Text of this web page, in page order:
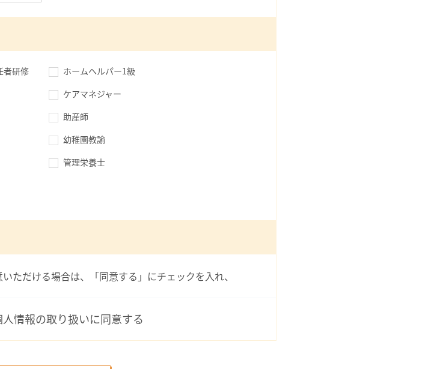
者研修
ホームヘルパー1級
ケアマネジャー
助産師
幼稚園教諭
管理栄養士
ただける場合は、「同意する」にチェックを入れ、
人情報の取り扱いに同意する